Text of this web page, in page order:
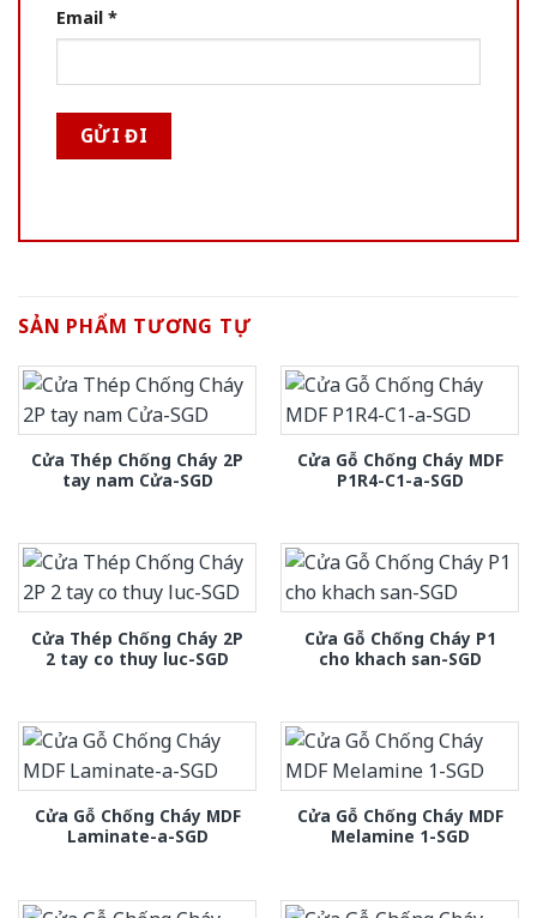
Email *
SẢN PHẨM TƯƠNG TỰ
Cửa Thép Chống Cháy 2P
tay nam Cửa-SGD
Cửa Gỗ Chống Cháy MDF
P1R4-C1-a-SGD
Cửa Thép Chống Cháy 2P
2 tay co thuy luc-SGD
Cửa Gỗ Chống Cháy P1
cho khach san-SGD
Cửa Gỗ Chống Cháy MDF
Laminate-a-SGD
Cửa Gỗ Chống Cháy MDF
Melamine 1-SGD